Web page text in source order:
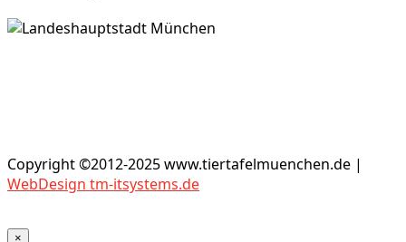
Copyright ©2012-2025 www.tiertafelmuenchen.de |
WebDesign tm-itsystems.de
×